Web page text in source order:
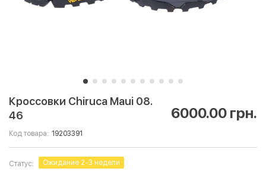
Кроссовки Chiruca Maui 08.
46
6000.00 грн.
Код товара: 19203391
Статус: Ожидание 2-3 недели